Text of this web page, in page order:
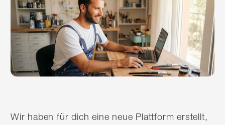
Wir haben für dich eine neue Plattform erstellt,